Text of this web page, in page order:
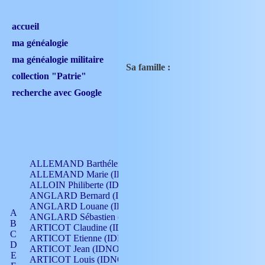
accueil
ma généalogie
ma généalogie militaire
collection "Patrie"
recherche avec Google
A
B
C
D
E
ALLEMAND Barthélemy (IDNO 330)
ALLEMAND Marie (IDNO 165)
ALLOIN Philiberte (IDNO 449)
ANGLARD Bernard (IDNO 4)
ANGLARD Louane (IDNO 4)
ANGLARD Sébastien (IDNO 4)
ARTICOT Claudine (IDNO 105)
ARTICOT Etienne (IDNO 420)
ARTICOT Jean (IDNO 210)
ARTICOT Louis (IDNO 420)
Sa famille :